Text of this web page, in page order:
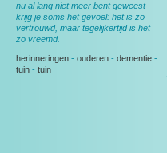
nu al lang niet meer bent geweest
krijg je soms het gevoel: het is zo
vertrouwd, maar tegelijkertijd is het
zo vreemd.
herinneringen - ouderen - dementie -
tuin - tuin